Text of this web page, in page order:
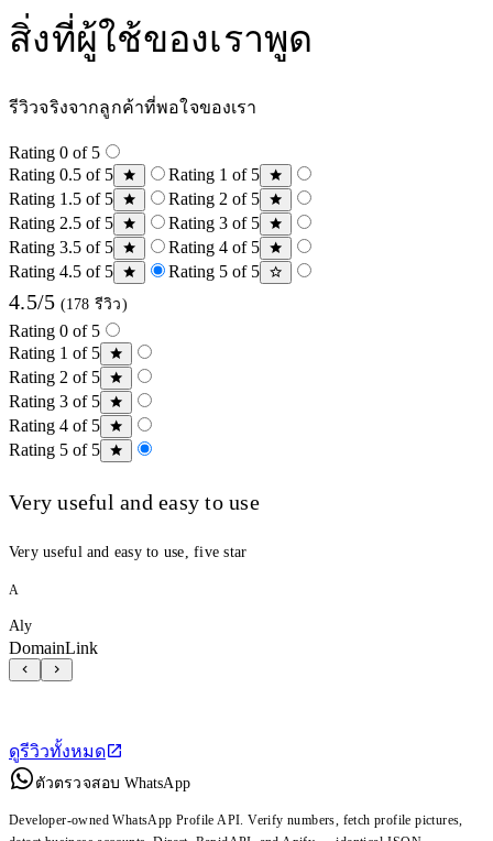
สิ่งที่ผู้ใช้ของเราพูด
รีวิวจริงจากลูกค้าที่พอใจของเรา
Rating 0 of 5
Rating 0.5 of 5
Rating 1 of 5
Rating 1.5 of 5
Rating 2 of 5
Rating 2.5 of 5
Rating 3 of 5
Rating 3.5 of 5
Rating 4 of 5
Rating 4.5 of 5
Rating 5 of 5
4.5/5 (178 รีวิว)
Rating 0 of 5
Rating 1 of 5
Rating 2 of 5
Rating 3 of 5
Rating 4 of 5
Rating 5 of 5
Very useful and easy to use
Very useful and easy to use, five star
A
Aly
DomainLink
ดูรีวิวทั้งหมด
ตัวตรวจสอบ WhatsApp
Developer-owned WhatsApp Profile API. Verify numbers, fetch profile pictures,